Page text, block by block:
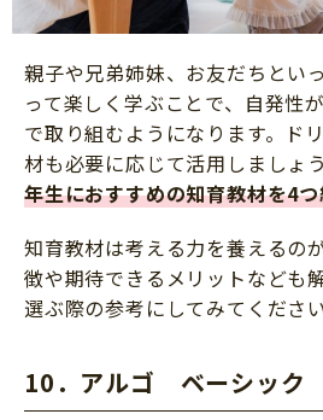
親子や兄弟姉妹、お友だちとい
って楽しく学ぶことで、自発性
で取り組むようになります。ド
材も必要に応じて活用しましょ
年生におすすめの知育教材を4
知育教材は考える力を養えるの
徴や期待できるメリットなども
選ぶ際の参考にしてみてください
10．アルゴ ベーシック